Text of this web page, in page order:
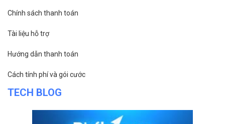
Chính sách bảo mật
Chính sách thanh toán
Tài liệu hỗ trợ
Hướng dẫn thanh toán
Cách tính phí và gói cước
TECH BLOG